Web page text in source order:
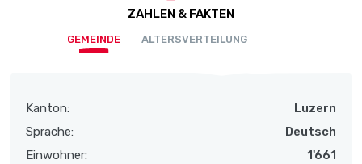
ZAHLEN & FAKTEN
GEMEINDE ALTERSVERTEILUNG
Kanton:
Luzern
Sprache:
Deutsch
Einwohner:
1'661